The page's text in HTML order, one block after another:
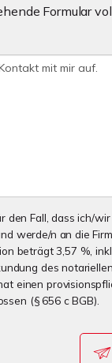
Formular
Fall, dass ich/wir
werde/n an die
beträgt 3,57 %,
des
einen
(§ 656 c BGB).